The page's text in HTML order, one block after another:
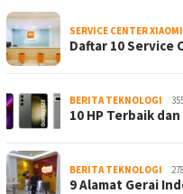
SERVICE CENTER XIAOMI
Daftar 10 Service
BERITA TEKNOLOGI
10 HP Terbaik
BERITA TEKNOLOGI
9 Alamat Gerai